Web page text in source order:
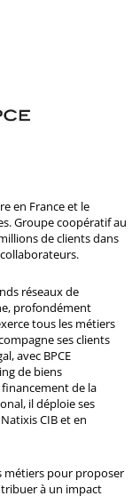
en France et le
Groupe coopératif au
de clients dans
collaborateurs.
réseaux de
profondément
tous les métiers
ses clients
avec BPCE
de biens
de la
il déploie ses
CIB et en
métiers pour proposer
à un impact